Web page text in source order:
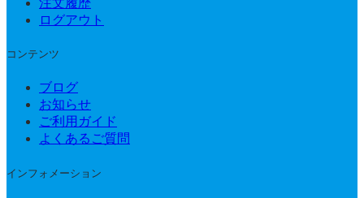
注文履歴
ログアウト
コンテンツ
ブログ
お知らせ
ご利用ガイド
よくあるご質問
インフォメーション